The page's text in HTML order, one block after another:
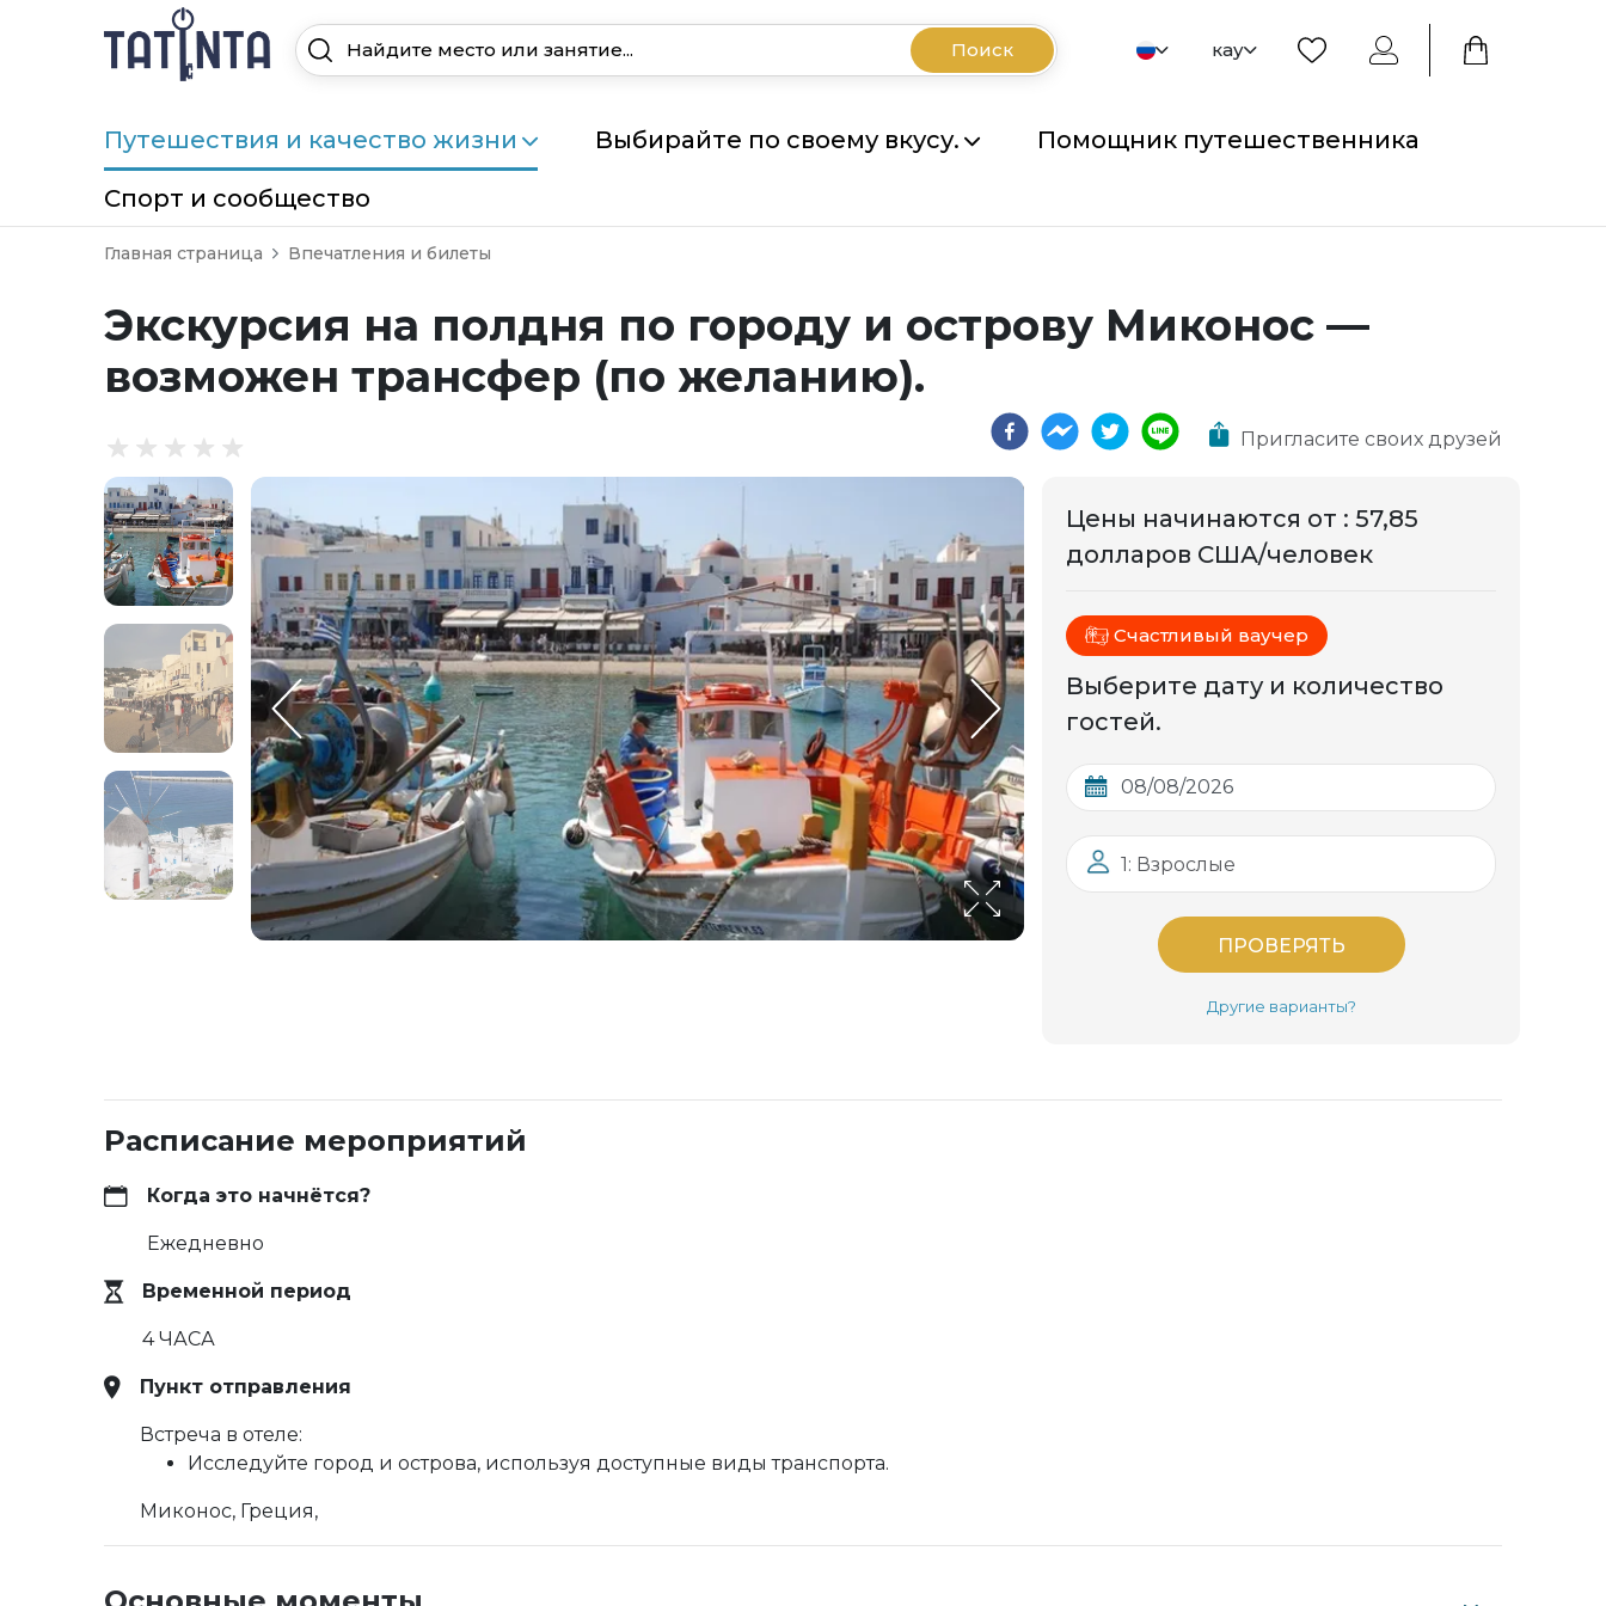
Поиск кау
Путешествия и качество жизни Выбирайте по своему вкусу. Помощник путешественника
Спорт и сообщество
Главная страница Впечатления и билеты
Экскурсия на полдня по городу и острову Миконос —
возможен трансфер (по желанию).
Пригласите своих друзей
Цены начинаются от : 57,85
долларов США/человек
Счастливый ваучер
Выберите дату и количество
гостей.
1: Взрослые
ПРОВЕРЯТЬ
Другие варианты?
Расписание мероприятий
Когда это начнётся?
Ежедневно
Временной период
4 ЧАСА
Пункт отправления
Встреча в отеле:
Исследуйте город и острова, используя доступные виды транспорта.
Миконос, Греция,